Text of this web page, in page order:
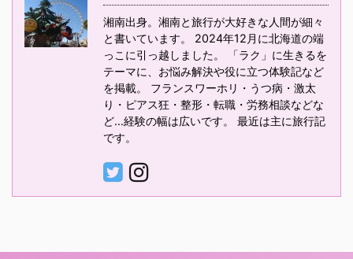
湘南出身。湘南と旅行が大好きな人間が細々
と書いています。 2024年12月に北海道の端
っこに引っ越しました。 「ラク」に生きるを
テーマに、お悩み解決や役に立つ体験記など
を掲載。 フランスワーホリ・うつ病・激太
り・ピアス狂・整形・転職・労務相談などな
ど…経験の幅は広いです。 最近は主に旅行記
です。